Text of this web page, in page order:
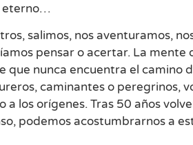
eterno…
salimos, nos aventuramos,
pensar o acertar. La mente
que nunca encuentra el camino
caminantes o peregrinos,
los orígenes. Tras 50 años
podemos acostumbrarnos a